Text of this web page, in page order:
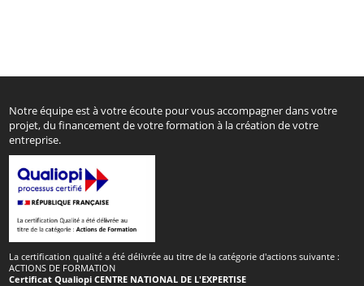
Notre équipe est à votre écoute pour vous accompagner dans votre
projet, du financement de votre formation à la création de votre
entreprise.
La certification qualité a été délivrée au titre de la catégorie d'actions suivante :
ACTIONS DE FORMATION
Certificat Qualiopi CENTRE NATIONAL DE L'EXPERTISE